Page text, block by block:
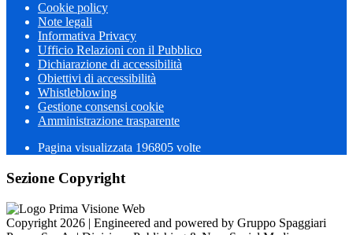
Cookie policy
Note legali
Informativa Privacy
Ufficio Relazioni con il Pubblico
Dichiarazione di accessibilità
Obiettivi di accessibilità
Whistleblowing
Gestione consensi cookie
Amministrazione trasparente
Pagina visualizzata 196805 volte
Sezione Copyright
Copyright 2026 | Engineered and powered by Gruppo Spaggiari